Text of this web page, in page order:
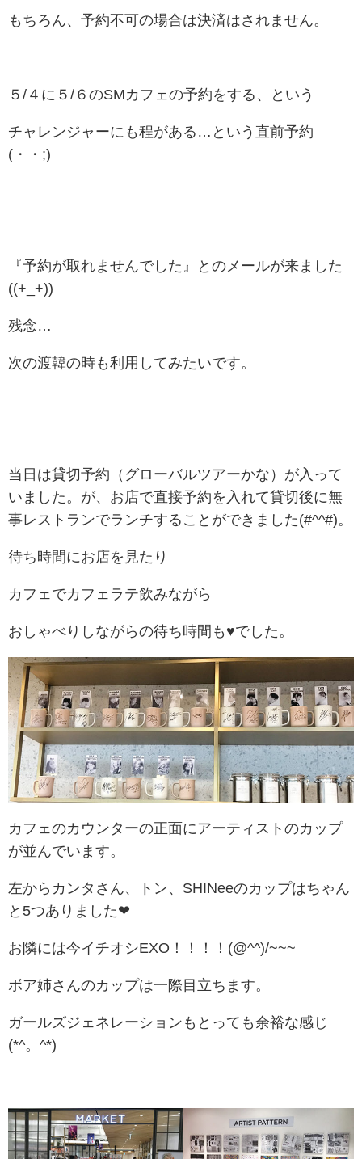
もちろん、予約不可の場合は決済はされません。
５/４に５/６のSMカフェの予約をする、という
チャレンジャーにも程がある…という直前予約
(・・;)
『予約が取れませんでした』とのメールが来ました
((+_+))
残念…
次の渡韓の時も利用してみたいです。
当日は貸切予約（グローバルツアーかな）が入って
いました。が、お店で直接予約を入れて貸切後に無
事レストランでランチすることができました(#^^#)。
待ち時間にお店を見たり
カフェでカフェラテ飲みながら
おしゃべりしながらの待ち時間も♥でした。
カフェのカウンターの正面にアーティストのカップ
が並んでいます。
左からカンタさん、トン、SHINeeのカップはちゃん
と5つありました❤
お隣には今イチオシEXO！！！！(@^^)/~~~
ボア姉さんのカップは一際目立ちます。
ガールズジェネレーションもとっても余裕な感じ
(*^。^*)